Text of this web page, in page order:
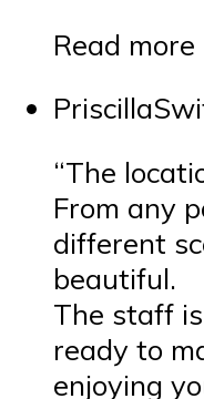
Read more
“The
From any
different
beautiful.
The staff
ready to
enjoying